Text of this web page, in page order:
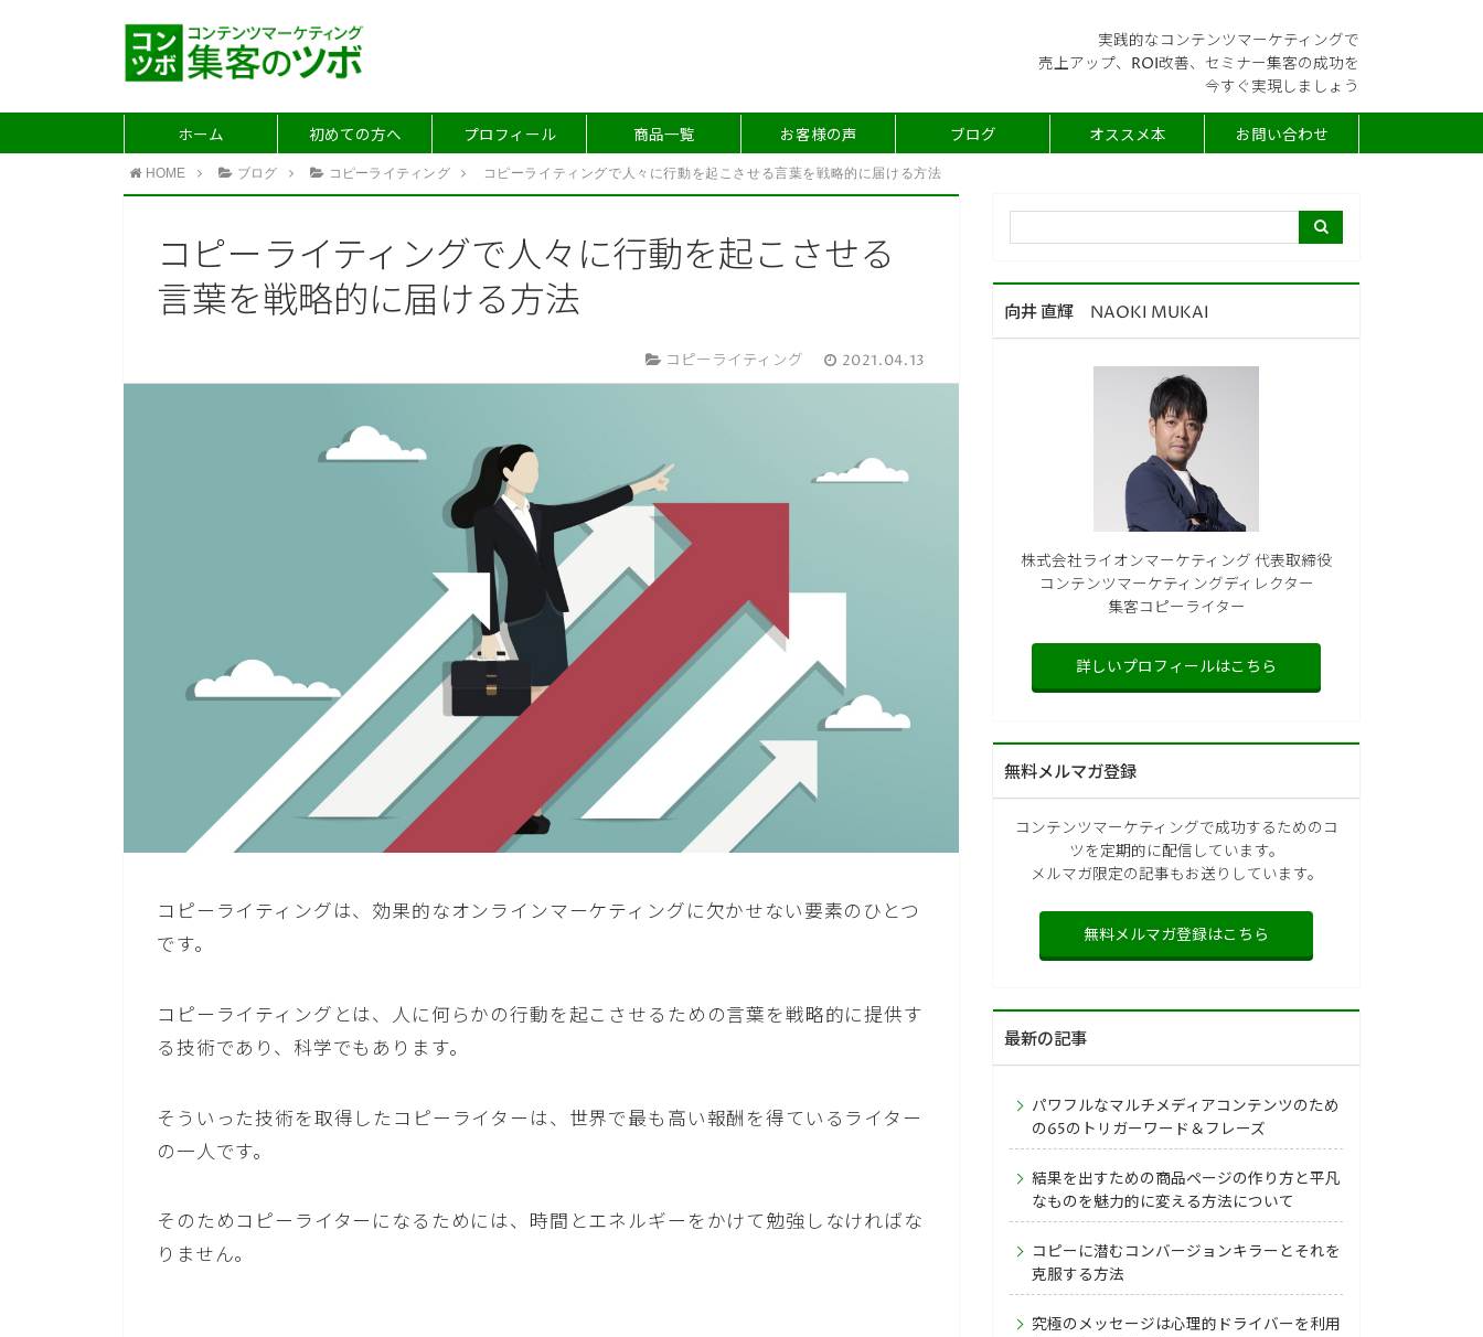
実践的なコンテンツマーケティングで
売上アップ、ROI改善、セミナー集客の成功を
今すぐ実現しましょう
ホーム 初めての方へ プロフィール 商品一覧 お客様の声 ブログ オススメ本 お問い合わせ
HOME ブログ コピーライティング コピーライティングで人々に行動を起こさせる言葉を戦略的に届ける方法
コピーライティングで人々に行動を起こさせる
言葉を戦略的に届ける方法
コピーライティング 2021.04.13
コピーライティングは、効果的なオンラインマーケティングに欠かせない要素のひとつ
です。
コピーライティングとは、人に何らかの行動を起こさせるための言葉を戦略的に提供す
る技術であり、科学でもあります。
そういった技術を取得したコピーライターは、世界で最も高い報酬を得ているライター
の一人です。
そのためコピーライターになるためには、時間とエネルギーをかけて勉強しなければな
りません。
向井 直輝 NAOKI MUKAI
株式会社ライオンマーケティング 代表取締役
コンテンツマーケティングディレクター
集客コピーライター
詳しいプロフィールはこちら
無料メルマガ登録
コンテンツマーケティングで成功するためのコ
ツを定期的に配信しています。
メルマガ限定の記事もお送りしています。
無料メルマガ登録はこちら
最新の記事
パワフルなマルチメディアコンテンツのため
の65のトリガーワード＆フレーズ
結果を出すための商品ページの作り方と平凡
なものを魅力的に変える方法について
コピーに潜むコンバージョンキラーとそれを
克服する方法
究極のメッセージは心理的ドライバーを利用